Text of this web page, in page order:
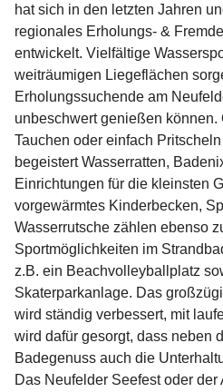
hat sich in den letzten Jahren
regionales Erholungs- &
entwickelt. Vielfältige
weiträumigen Liegeflächen
Erholungssuchende am
unbeschwert genießen können.
Tauchen oder einfach
begeistert Wasserratten,
Einrichtungen für die kleinsten
vorgewärmtes Kinderbecken,
Wasserrutsche zählen ebenso
Sportmöglichkeiten im
z.B. ein Beachvolleyballplatz
Skaterparkanlage. Das
wird ständig verbessert, mit
wird dafür gesorgt, dass neben
Badegenuss auch die
Das Neufelder Seefest oder der